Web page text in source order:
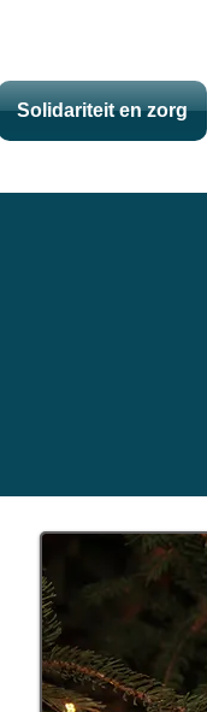
Solidariteit en zorg